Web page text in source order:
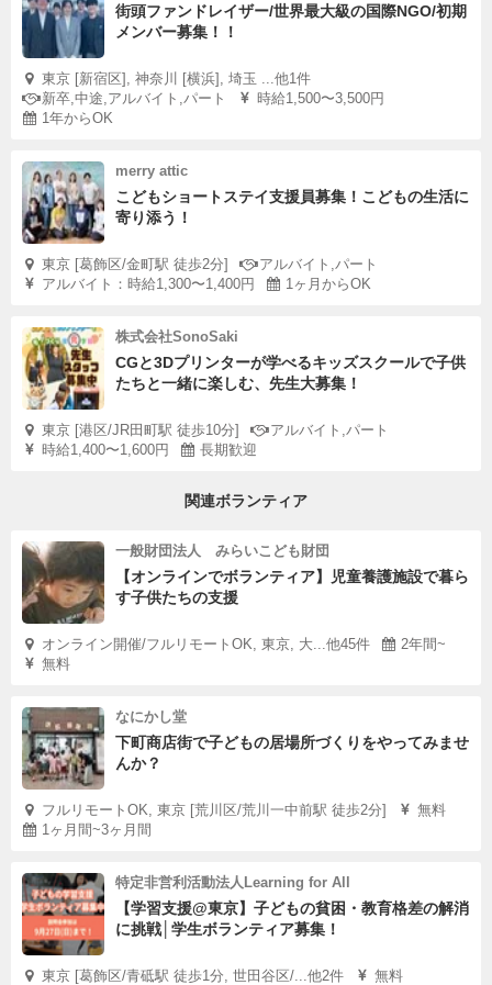
街頭ファンドレイザー/世界最大級の国際NGO/初期
メンバー募集！！
東京 [新宿区], 神奈川 [横浜], 埼玉 ...他1件
新卒,中途,アルバイト,パート
時給1,500〜3,500円
1年からOK
merry attic
こどもショートステイ支援員募集！こどもの生活に
寄り添う！
東京 [葛飾区/金町駅 徒歩2分]
アルバイト,パート
アルバイト：時給1,300〜1,400円
1ヶ月からOK
株式会社SonoSaki
CGと3Dプリンターが学べるキッズスクールで子供
たちと一緒に楽しむ、先生大募集！
東京 [港区/JR田町駅 徒歩10分]
アルバイト,パート
時給1,400〜1,600円
長期歓迎
関連ボランティア
一般財団法人 みらいこども財団
【オンラインでボランティア】児童養護施設で暮ら
す子供たちの支援
オンライン開催/フルリモートOK, 東京, 大...他45件
2年間~
無料
なにかし堂
下町商店街で子どもの居場所づくりをやってみませ
んか？
フルリモートOK, 東京 [荒川区/荒川一中前駅 徒歩2分]
無料
1ヶ月間~3ヶ月間
特定非営利活動法人Learning for All
【学習支援@東京】子どもの貧困・教育格差の解消
に挑戦│学生ボランティア募集！
東京 [葛飾区/青砥駅 徒歩1分, 世田谷区/...他2件
無料